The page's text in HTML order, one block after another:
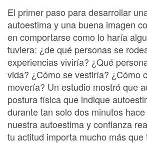
El primer paso para desarrollar
autoestima y una buena imagen
en comportarse como lo haría
tuviera: ¿de qué personas se
experiencias viviría? ¿Qué
vida? ¿Cómo se vestiría? ¿Cómo
movería? Un estudio mostró que
postura física que indique
durante tan solo dos minutos
nuestra autoestima y confianza
tu actitud importa mucho más que